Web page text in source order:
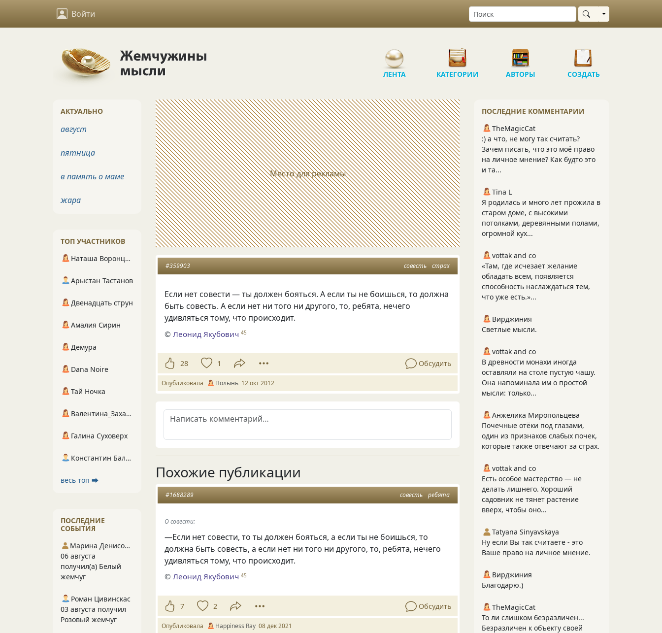
Войти Выбрать область
ЛЕНТА КАТЕГОРИИ АВТОРЫ СОЗДАТЬ
Место для рекламы
совесть страх
#359903
Если нет совести — ты должен бояться. А если ты не боишься, то должна
быть совесть. А если нет ни того ни другого, то, ребята, нечего
удивляться тому, что происходит.
©Леонид Якубович 45
28 1 Обсудить
Опубликовала Полынь 12 окт 2012
Похожие публикации
совесть ребята
#1688289
О совести:
—Если нет совести, то ты должен бояться, а если ты не боишься, то
должна быть совесть, а если нет ни того ни другого, то, ребята, нечего
удивляться тому, что происходит.
©Леонид Якубович 45
7 2 Обсудить
Опубликовала Happiness Ray 08 дек 2021
ПОСЛЕДНИЕ КОММЕНТАРИИ
TheMagicCat
:) а что, не могу так считать?
Зачем писать, что это моё право
на личное мнение? Как будто это
и та...
Tina L
Я родилась и много лет прожила в
старом доме, с высокими
потолками, деревянными полами,
огромной кух...
vottak and co
«Там, где исчезает желание
обладать всем, появляется
способность наслаждаться тем,
что уже есть.»...
Вирджиния
Светлые мысли.
vottak and co
В древности монахи иногда
оставляли на столе пустую чашу.
Она напоминала им о простой
мысли: только...
Анжелика Миропольцева
Почечные отёки под глазами,
один из признаков слабых почек,
которые также отвечают за страх.
vottak and co
Есть особое мастерство — не
делать лишнего. Хороший
садовник не тянет растение
вверх, чтобы оно...
Tatyana Sinyavskaya
Ну если Вы так считаете - это
Ваше право на личное мнение.
Вирджиния
Благодарю.)
TheMagicCat
То ли слишком безразличен...
Безразличен к объекту своей
АКТУАЛЬНО
август
пятница
в память о маме
жара
ТОП УЧАСТНИКОВ
Наташа Воронцова
Арыстан Тастанов
Двенадцать струн
Амалия Сирин
Демура
Dana Noire
Тай Ночка
Валентина_Захарова
Галина Суховерх
Константин Балухта
весь топ ⮕
ПОСЛЕДНИЕ
СОБЫТИЯ
Марина Денисова 5
06 августа
получил(а) Белый
жемчуг
Роман Цивинскас
03 августа получил
Розовый жемчуг